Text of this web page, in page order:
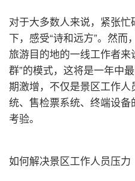
对于大多数人来说，紧张
下，感受“诗和远方”。然
旅游目的地的一线工作者来
群”的模式，这将是一年中
期激增，不仅是景区工作
统、售检票系统、终端设
考验。
如何解决景区工作人员压力